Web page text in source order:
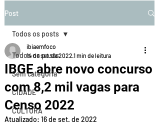
Post
Todos os posts
Sem categoria
CIDADE
CULTURA
Todos os posts
IBGE abre novo concurso
com 8,2 mil vagas para
Censo 2022
ibiaemfoco
14 de set. de 2022 1 min de leitura
Atualizado: 16 de set. de 2022